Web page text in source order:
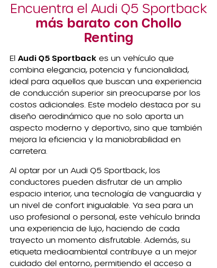
Encuentra el Audi Q5 Sportback
más barato con Chollo
Renting
El Audi Q5 Sportback es un vehículo que
combina elegancia, potencia y funcionalidad,
ideal para aquellos que buscan una experiencia
de conducción superior sin preocuparse por los
costos adicionales. Este modelo destaca por su
diseño aerodinámico que no solo aporta un
aspecto moderno y deportivo, sino que también
mejora la eficiencia y la maniobrabilidad en
carretera.
Al optar por un Audi Q5 Sportback, los
conductores pueden disfrutar de un amplio
espacio interior, una tecnología de vanguardia y
un nivel de confort inigualable. Ya sea para un
uso profesional o personal, este vehículo brinda
una experiencia de lujo, haciendo de cada
trayecto un momento disfrutable. Además, su
etiqueta medioambiental contribuye a un mejor
cuidado del entorno, permitiendo el acceso a